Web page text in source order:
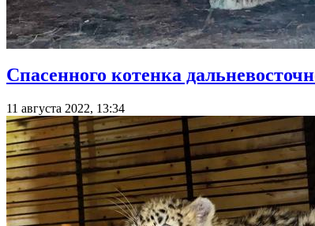
Спасенного котенка
11 августа 2022, 13:34